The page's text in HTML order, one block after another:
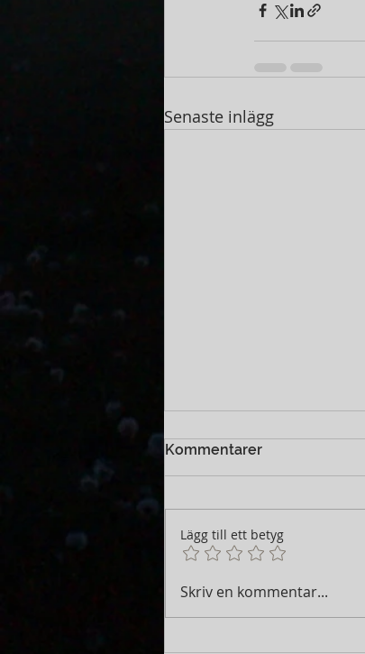
Senaste inlägg
07.30 Söndag 23
Kommentarer
Lägg till ett betyg
Skriv en kommentar...